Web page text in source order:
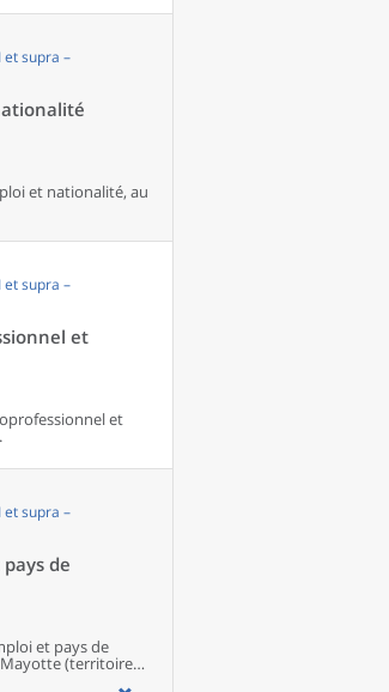
et supra –
et nationalité, au
et supra –
et
et
et supra –
de
et pays de
(territoires